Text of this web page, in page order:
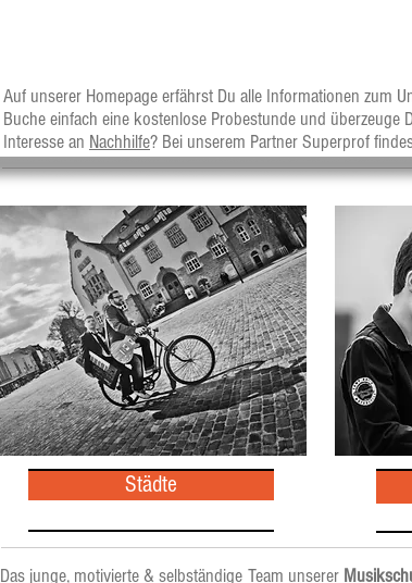
Auf unserer Homepage erfährst Du alle Informationen zum
Buche einfach eine kostenlose Probestunde und überzeuge
Interesse an Nachhilfe? Bei unserem Partner Superprof
Städte
Das junge, motivierte & selbständige Team unserer